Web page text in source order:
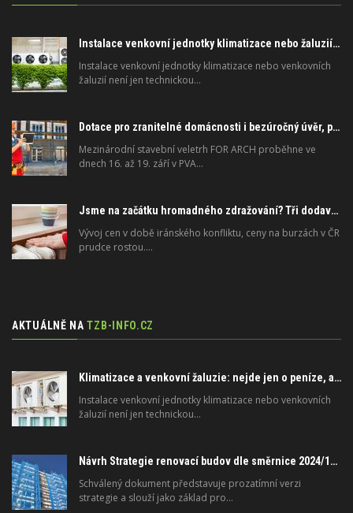
Instalace venkovní jednotky klimatizace nebo žaluzií podléhá jasným právním pravidlům
Instalace venkovní jednotky klimatizace nebo venkovních
žaluzií není jen technickou…
Dotace pro zranitelné domácnosti i bezúročný úvěr, poradenství na veletrhu FOR ARCH
Mezinárodní stavební veletrh FOR ARCH proběhne ve
dnech 16. až 19. září v PVA…
Jsme na začátku hromadného zdražování? Tři dodavatelé zvýšili ceny
Vývoj cen v době iránského konfliktu, ceny na burzách v ČR
prudce rostou.…
AKTUÁLNĚ NA TZB-INFO.CZ
Klimatizace a venkovní žaluzie: nejde jen o peníze, ale i o právo
Instalace venkovní jednotky klimatizace nebo venkovních
žaluzií není jen technickou…
Návrh Strategie renovací budov dle směrnice 2024/1275/EU o energetické náročnosti budov
Schválený dokument představuje prozatímní verzi
strategie a slouží jako základ pro…